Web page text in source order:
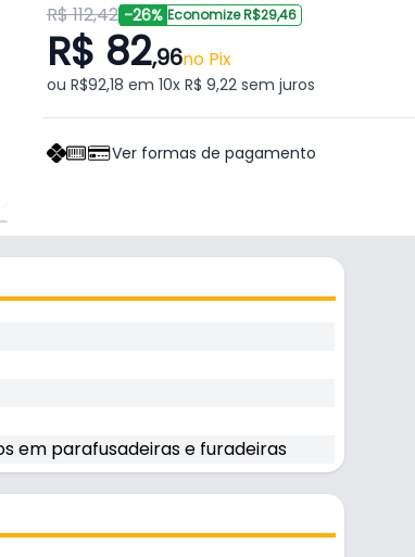
R$ 112,42 -26% Economize R$29,46
R$ 82,96no Pix
ou R$92,18 em 10x R$ 9,22 sem juros
Ver formas de pagamento
em parafusadeiras e furadeiras